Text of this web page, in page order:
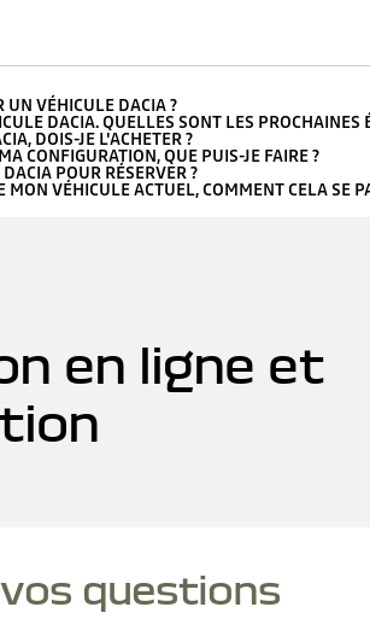
UN VÉHICULE DACIA ?
DACIA. QUELLES SONT LES PROCHAINES
DOIS-JE L'ACHETER ?
CONFIGURATION, QUE PUIS-JE FAIRE ?
POUR RÉSERVER ?
MON VÉHICULE ACTUEL, COMMENT CELA SE
en ligne et
vos questions